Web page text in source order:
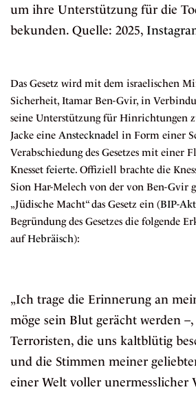
um ihre Unterstützung für die
bekunden. Quelle: 2025,
Das Gesetz wird mit dem israelischen
Sicherheit, Itamar Ben-Gvir, in
seine Unterstützung für Hinrichtungen
Jacke eine Anstecknadel in Form einer
Verabschiedung des Gesetzes mit einer
Knesset feierte. Offiziell brachte die
Sion Har-Melech von der von Ben-Gvir
„Jüdische Macht“ das Gesetz ein (BIP-
Begründung des Gesetzes die folgende
aufHebräisch):
„Ich trage die Erinnerung an
möge sein Blut gerächt werden
Terroristen, die uns kaltblütig
und die Stimmen meiner
einer Welt voller unermesslicher